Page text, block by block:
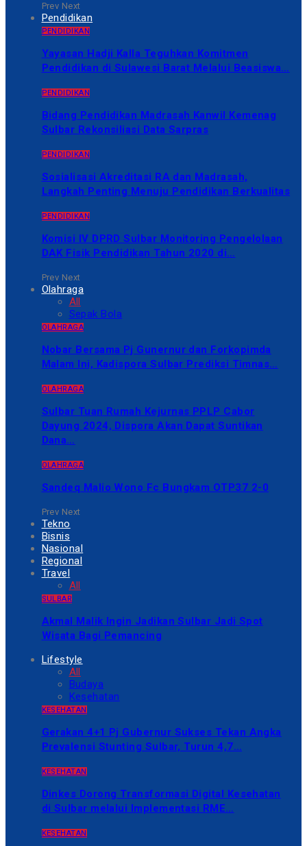
Prev Next
Pendidikan
PENDIDIKAN
Yayasan Hadji Kalla Teguhkan Komitmen
Pendidikan di Sulawesi Barat Melalui Beasiswa…
PENDIDIKAN
Bidang Pendidikan Madrasah Kanwil Kemenag
Sulbar Rekonsiliasi Data Sarpras
PENDIDIKAN
Sosialisasi Akreditasi RA dan Madrasah,
Langkah Penting Menuju Pendidikan Berkualitas
PENDIDIKAN
Komisi IV DPRD Sulbar Monitoring Pengelolaan
DAK Fisik Pendidikan Tahun 2020 di…
Prev Next
Olahraga
All
Sepak Bola
OLAHRAGA
Nobar Bersama Pj Gunernur dan Forkopimda
Malam Ini, Kadispora Sulbar Prediksi Timnas…
OLAHRAGA
Sulbar Tuan Rumah Kejurnas PPLP Cabor
Dayung 2024, Dispora Akan Dapat Suntikan
Dana…
OLAHRAGA
Sandeq Malio Wono Fc Bungkam OTP37 2-0
Prev Next
Tekno
Bisnis
Nasional
Regional
Travel
All
SULBAR
Akmal Malik Ingin Jadikan Sulbar Jadi Spot
Wisata Bagi Pemancing
Lifestyle
All
Budaya
Kesehatan
KESEHATAN
Gerakan 4+1 Pj Gubernur Sukses Tekan Angka
Prevalensi Stunting Sulbar, Turun 4,7…
KESEHATAN
Dinkes Dorong Transformasi Digital Kesehatan
di Sulbar melalui Implementasi RME…
KESEHATAN